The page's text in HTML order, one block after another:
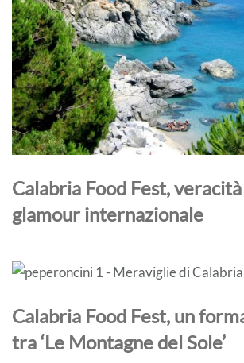
Calabria Food Fest,
glamour internazionale
Calabria Food Fest, un
tra ‘Le Montagne del Sole’